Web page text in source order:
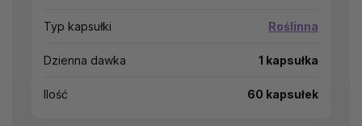
Typ kapsułki Roślinna
Dzienna dawka 1 kapsułka
Ilość 60 kapsułek